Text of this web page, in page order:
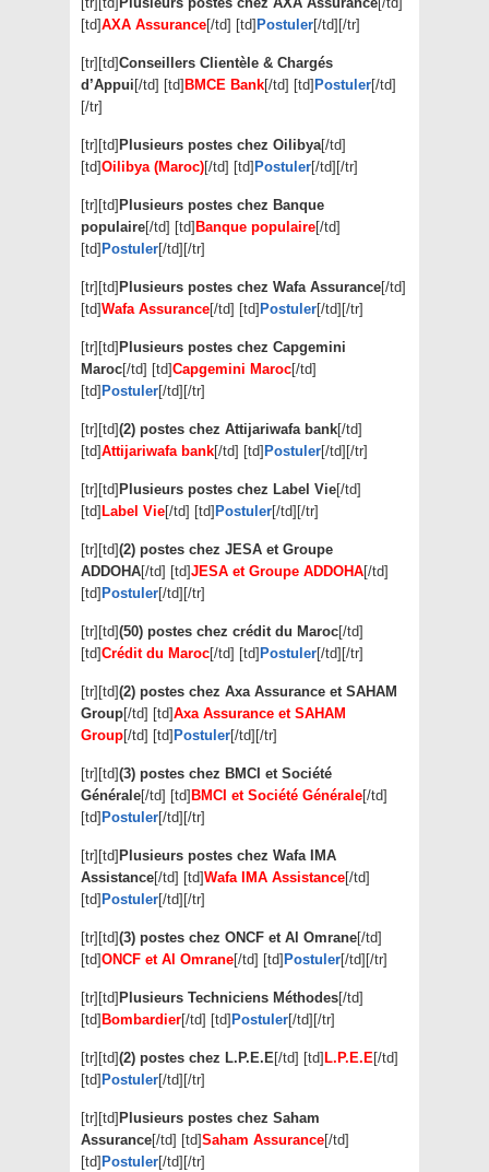
[td]AXA Assurance[/td] [td] Postuler[/td][/tr]
[tr][td]Conseillers Clientèle & Chargés
d’Appui [/td] [td] BMCE Bank[/td] [td] Postuler[/td]
[/tr]
[tr][td] Plusieurs postes chez Oilibya[/td]
[td]Oilibya (Maroc)[/td] [td] Postuler[/td][/tr]
[tr][td] Plusieurs postes chez Banque
populaire[/td] [td] Banque populaire[/td]
[td] Postuler[/td][/tr]
[tr][td] Plusieurs postes chez Wafa Assurance[/td]
[td]Wafa Assurance[/td] [td] Postuler[/td][/tr]
[tr][td] Plusieurs postes chez Capgemini
Maroc[/td] [td]Capgemini Maroc[/td]
[td] Postuler[/td][/tr]
[tr][td](2) postes chez Attijariwafa bank[/td]
[td]Attijariwafa bank[/td] [td] Postuler[/td][/tr]
[tr][td] Plusieurs postes chez Label Vie[/td]
[td] Label Vie[/td] [td] Postuler[/td][/tr]
[tr][td](2) postes chez JESA et Groupe
ADDOHA[/td] [td]JESA et Groupe ADDOHA[/td]
[td] Postuler[/td][/tr]
[tr][td](50) postes chez crédit du Maroc[/td]
[td]Crédit du Maroc[/td] [td] Postuler[/td][/tr]
[tr][td](2) postes chez Axa Assurance et SAHAM
Group[/td] [td]Axa Assurance et SAHAM
Group[/td] [td] Postuler[/td][/tr]
[tr][td](3) postes chez BMCI et Société
Générale[/td] [td] BMCI et Société Générale[/td]
[td] Postuler[/td][/tr]
[tr][td] Plusieurs postes chez Wafa IMA
Assistance[/td] [td]Wafa IMA Assistance[/td]
[td] Postuler[/td][/tr]
[tr][td](3) postes chez ONCF et Al Omrane[/td]
[td]ONCF et Al Omrane[/td] [td] Postuler[/td][/tr]
[tr][td] Plusieurs Techniciens Méthodes[/td]
[td] Bombardier[/td] [td] Postuler[/td][/tr]
[tr][td](2) postes chez L.P.E.E[/td] [td] L.P.E.E[/td]
[td] Postuler[/td][/tr]
[tr][td] Plusieurs postes chez Saham
Assurance[/td] [td]Saham Assurance[/td]
[td] Postuler[/td][/tr]